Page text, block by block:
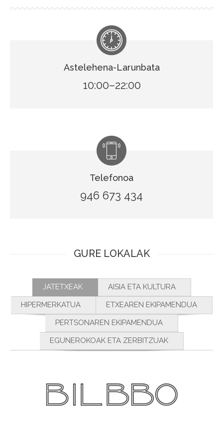
Astelehena-Larunbata
10:00–22:00
Telefonoa
946 673 434
GURE LOKALAK
JATETXEAK
AISIA ETA KULTURA
HIPERMERKATUA
ETXEAREN EKIPAMENDUA
PERTSONAREN EKIPAMENDUA
EGUNEROKOAK ETA ZERBITZUAK